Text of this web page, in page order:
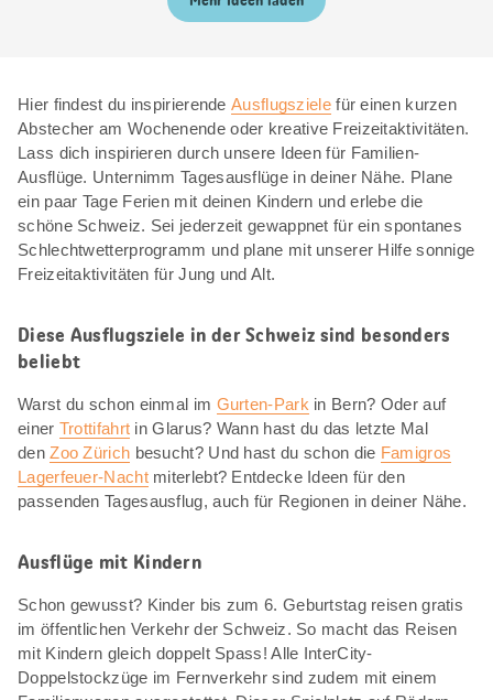
Hier findest du inspirierendeAusflugszielefür einen kurzen
Abstecher am Wochenende oder kreative Freizeitaktivitäten.
Lass dich inspirieren durch unsere Ideen für Familien-
Ausflüge. Unternimm Tagesausflüge in deiner Nähe. Plane
ein paar Tage Ferien mit deinen Kindern und erlebe die
schöne Schweiz. Sei jederzeit gewappnet für ein spontanes
Schlechtwetterprogramm und plane mit unserer Hilfe sonnige
Freizeitaktivitäten für Jung und Alt.
Diese Ausflugsziele in der Schweiz sind besonders
beliebt
Warst du schon einmal im Gurten-Park in Bern? Oder auf
einer Trottifahrt in Glarus? Wann hast du das letzte Mal
denZoo Zürich besucht? Und hast du schon die Famigros
Lagerfeuer-Nachtmiterlebt? Entdecke Ideen für den
passenden Tagesausflug, auch für Regionen in deiner Nähe.
Ausflüge mit Kindern
Schon gewusst? Kinder bis zum 6. Geburtstag reisen gratis
im öffentlichen Verkehr der Schweiz. So macht das Reisen
mit Kindern gleich doppelt Spass! Alle InterCity-
Doppelstockzüge im Fernverkehr sind zudem mit einem